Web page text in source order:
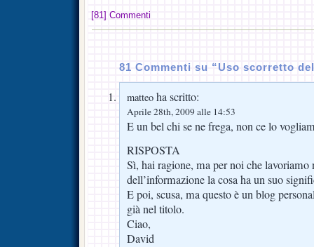
[81] Commenti
81 Commenti su “Uso scorretto
matteo ha scritto:
Aprile 28th, 2009 alle 14:53
E un bel chi se ne frega, non ce lo
RISPOSTA
Sì, hai ragione, ma per noi che lavoriamo
dell’informazione la cosa ha un suo
E poi, scusa, ma questo è un blog
già nel titolo.
Ciao,
David